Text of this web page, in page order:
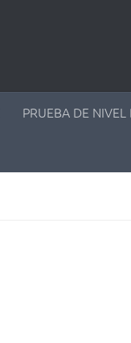
PRUEBA DE NIVEL